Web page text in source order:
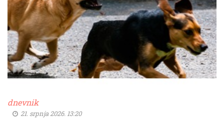
dnevnik
21. srpnja 2026. 13:20